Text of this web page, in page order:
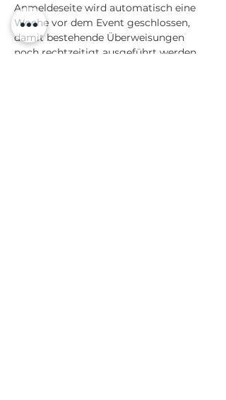
Anmeldeseite wird automatisch eine
Woche vor dem Event geschlossen,
damit bestehende Überweisungen
noch rechtzeitigt ausgeführt werden